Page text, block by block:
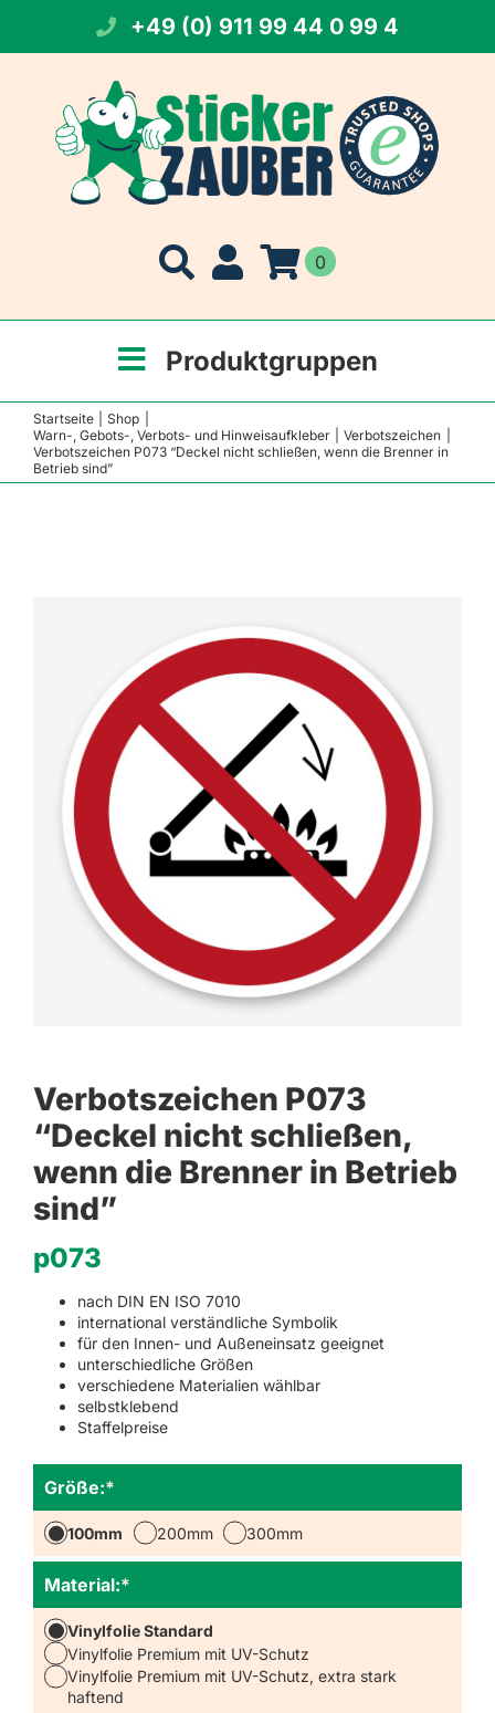
springen
+49 (0) 911 99 44 0 99 4
0
Produktgruppen
Startseite
Shop
Warn-, Gebots-, Verbots- und Hinweisaufkleber
Verbotszeichen
Verbotszeichen P073 “Deckel nicht schließen, wenn die Brenner in
Betrieb sind”
Verbotszeichen P073
“Deckel nicht schließen,
wenn die Brenner in Betrieb
sind”
p073
nach DIN EN ISO 7010
international verständliche Symbolik
für den Innen- und Außeneinsatz geeignet
unterschiedliche Größen
verschiedene Materialien wählbar
selbstklebend
Staffelpreise
*
Größe:
100mm 200mm 300mm
*
Material:
Vinylfolie Standard
Vinylfolie Premium mit UV-Schutz
Vinylfolie Premium mit UV-Schutz, extra stark
haftend